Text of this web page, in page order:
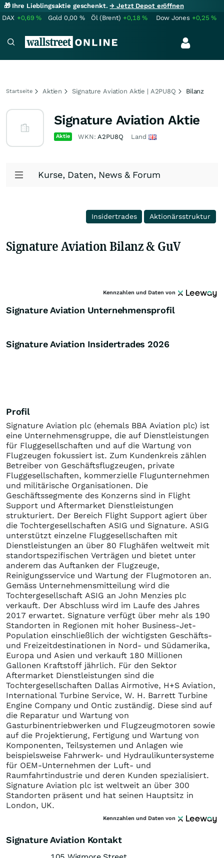
🎁 Ihre Lieblingsaktie geschenkt.→ Jetzt Depot eröffnen
DAX +0,69% Gold 0,00 % Öl (Brent) +0,18% Dow Jones +0,25%
Startseite Aktien Signature Aviation Aktie | A2PU8Q Bilanz
Signature Aviation Aktie
Aktie WKN:A2PU8Q Land
Kurse, Daten, News & Forum
Insidertrades Aktionärsstruktur
Signature Aviation Bilanz & GuV
Kennzahlen und Daten von
Signature Aviation Unternehmensprofil
Signature Aviation Insidertrades 2026
Profil
Signature Aviation plc (ehemals BBA Aviation plc) ist
eine Unternehmensgruppe, die auf Dienstleistungen
für Fluggesellschaften und auf die Wartung von
Flugzeugen fokussiert ist. Zum Kundenkreis zählen
Betreiber von Geschäftsflugzeugen, private
Fluggesellschaften, kommerzielle Flugunternehmen
und militärische Organisationen. Die
Geschäftssegmente des Konzerns sind in Flight
Support und Aftermarket Dienstleistungen
strukturiert. Der Bereich Flight Support agiert über
die Tochtergesellschaften ASIG und Signature. ASIG
unterstützt einzelne Fluggesellschaften mit
Dienstleistungen an über 80 Flughäfen weltweit mit
standortspezifischen Verträgen und bietet unter
anderem das Auftanken der Flugzeuge,
Reinigungsservice und Wartung der Flugmotoren an.
Gemäss Unternehmensmitteilung wird die
Tochtergesellschaft ASIG an John Menzies plc
verkauft. Der Abschluss wird im Laufe des Jahres
2017 erwartet. Signature verfügt über mehr als 190
Standorten in Regionen mit hoher Business-Jet-
Population einschließlich der wichtigsten Geschäfts-
und Freizeitdestinationen in Nord- und Südamerika,
Europa und Asien und verkauft 180 Millionen
Gallonen Kraftstoff jährlich. Für den Sektor
Aftermarket Dienstleistungen sind die
Tochtergesellschaften Dallas Airmotive, H+S Aviation,
International Turbine Service, W. H. Barrett Turbine
Engine Company und Ontic zuständig. Diese sind auf
die Reparatur und Wartung von
Gasturbinentriebwerken und Flugzeugmotoren sowie
auf die Projektierung, Fertigung und Wartung von
Komponenten, Teilsystemen und Anlagen wie
beispielsweise Fahrwerk- und Hydraulikuntersysteme
für OEM-Unternehmen der Luft- und
Raumfahrtindustrie und deren Kunden spezialisiert.
Signature Aviation plc ist weltweit an über 300
Standorten präsent und hat seinen Hauptsitz in
London, UK.
Kennzahlen und Daten von
Signature Aviation Kontakt